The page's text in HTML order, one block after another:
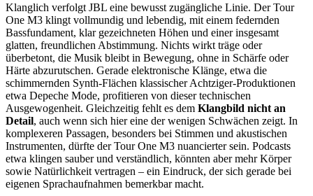
Klanglich verfolgt JBL eine bewusst zugängliche Linie. Der Tour
One M3 klingt vollmundig und lebendig, mit einem federnden
Bassfundament, klar gezeichneten Höhen und einer insgesamt
glatten, freundlichen Abstimmung. Nichts wirkt träge oder
überbetont, die Musik bleibt in Bewegung, ohne in Schärfe oder
Härte abzurutschen. Gerade elektronische Klänge, etwa die
schimmernden Synth-Flächen klassischer Achtziger-Produktionen
etwa Depeche Mode, profitieren von dieser technischen
Ausgewogenheit. Gleichzeitig fehlt es dem Klangbild nicht an
Detail, auch wenn sich hier eine der wenigen Schwächen zeigt. In
komplexeren Passagen, besonders bei Stimmen und akustischen
Instrumenten, dürfte der Tour One M3 nuancierter sein. Podcasts
etwa klingen sauber und verständlich, könnten aber mehr Körper
sowie Natürlichkeit vertragen – ein Eindruck, der sich gerade bei
eigenen Sprachaufnahmen bemerkbar macht.